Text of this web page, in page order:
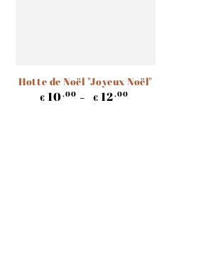
Hotte de Noël "Joyeux Noël"
Prix
normal
€ 10,00 € 12,00